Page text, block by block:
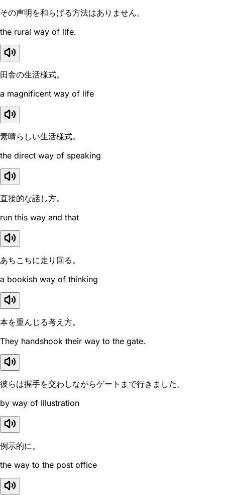
その声明を和らげる方法はありません。
the rural way of life.
田舎の生活様式。
a magnificent way of life
素晴らしい生活様式。
the direct way of speaking
直接的な話し方。
run this way and that
あちこちに走り回る。
a bookish way of thinking
本を重んじる考え方。
They handshook their way to the gate.
彼らは握手を交わしながらゲートまで行きました。
by way of illustration
例示的に。
the way to the post office